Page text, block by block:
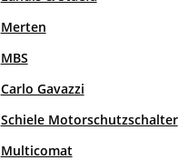
Merten
MBS
Carlo Gavazzi
Schiele Motorschutzschalter
Multicomat